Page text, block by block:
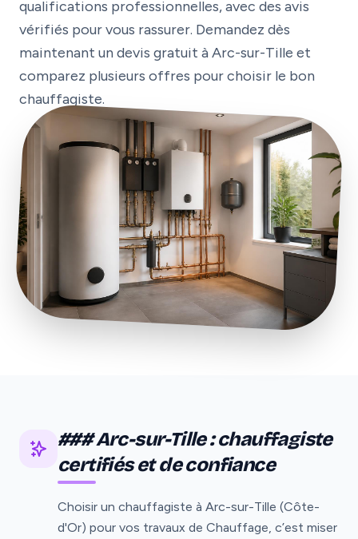
qualifications professionnelles, avec des avis
vérifiés pour vous rassurer. Demandez dès
maintenant un devis gratuit à Arc-sur-Tille et
comparez plusieurs offres pour choisir le bon
chauffagiste.
### Arc-sur-Tille : chauffagiste
certifiés et de confiance
Choisir un chauffagiste à Arc-sur-Tille (Côte-
d'Or) pour vos travaux de Chauffage, c’est miser